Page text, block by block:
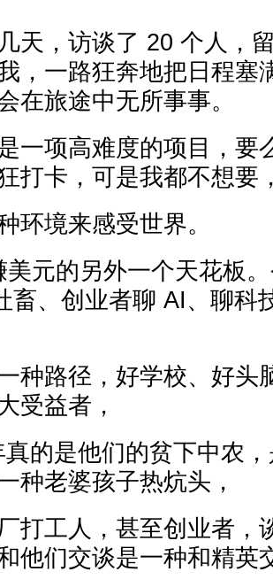
天，访谈了 20 个人，
，一路狂奔地把日程塞
在旅途中无所事事。
一项高难度的项目，要
打卡，可是我都不想要
环境来感受世界。
美元的另外一个天花板
畜、创业者聊 AI、聊科
种路径，好学校、好头
受益者，
的是他们的贫下中农
种老婆孩子热炕头，
打工人，甚至创业者，
他们交谈是一种和精英